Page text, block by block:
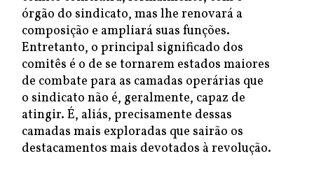
órgão do sindicato, mas lhe renovará a
composição e ampliará suas funções.
Entretanto, o principal significado dos
comitês é o de se tornarem estados maiores
de combate para as camadas operárias que
o sindicato não é, geralmente, capaz de
atingir. É, aliás, precisamente dessas
camadas mais exploradas que sairão os
destacamentos mais devotados à revolução.